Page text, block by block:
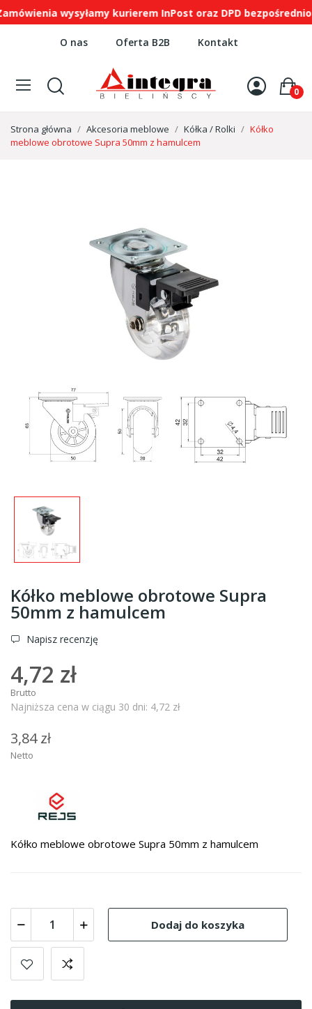
wysyłamy kurierem InPost oraz DPD bezpośrednio
O nas Oferta B2B Kontakt
0
Strona główna Akcesoria meblowe Kółka / Rolki
Kółko
meblowe obrotowe Supra 50mm z hamulcem
Kółko meblowe obrotowe Supra
50mm z hamulcem
Napisz recenzję
4,72 zł
Brutto
Najniższa cena w ciągu 30 dni: 4,72 zł
3,84 zł
Netto
Kółko meblowe obrotowe Supra 50mm z hamulcem
Dodaj do koszyka